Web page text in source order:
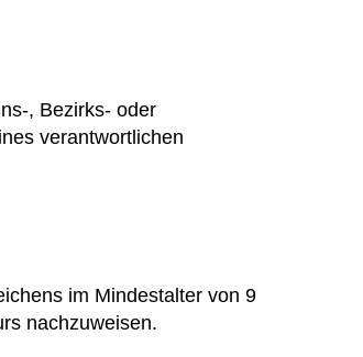
, Bezirks- oder
verantwortlichen
im Mindestalter von 9
nachzuweisen.